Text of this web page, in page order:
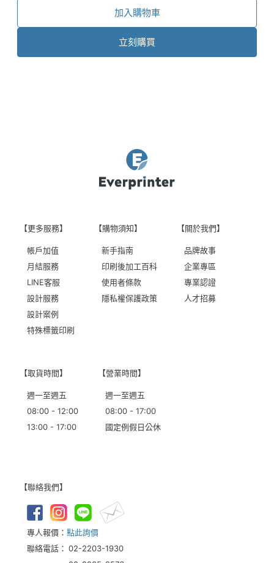
加入購物車
立刻購買
【更多服務】
帳戶加值
月結服務
LINE客服
設計服務
設計案例
特殊標籤印刷
【購物須知】
新手指南
印刷後加工百科
使用者條款
隱私權保護政策
【關於我們】
品牌故事
企業專區
專業認證
人才招募
【取貨時間】
週一至週五
08:00 - 12:00
13:00 - 17:00
【營業時間】
週一至週五
08:00 - 17:00
國定例假日公休
【聯絡我們】
專人報價： 點此詢價
聯絡電話： 02-2203-1930